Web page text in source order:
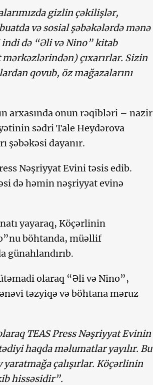
gizlin çəkilişlər,
və sosial şəbəkələrdə mənə
indi də “Əli və Nino” kitab
çıxarırlar. Sizin
qovub, öz mağazalarını
arxasında onun rəqibləri – nazir
sədri Tale Heydərova
şəbəkəsi dayanır.
Nəşriyyat Evini təsis edib.
də həmin nəşriyyat evinə
yayaraq, Köçərlinin
böhtanda, müəllif
günahlandırıb.
olaraq “Əli və Nino”,
təzyiqə və böhtana məruz
TEAS Press Nəşriyyat Evinin
haqda məlumatlar yayılır. Bu
çalışırlar. Köçərlinin
hissəsidir”.